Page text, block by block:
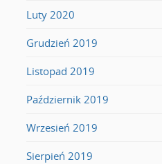
Luty 2020
Grudzień 2019
Listopad 2019
Październik 2019
Wrzesień 2019
Sierpień 2019